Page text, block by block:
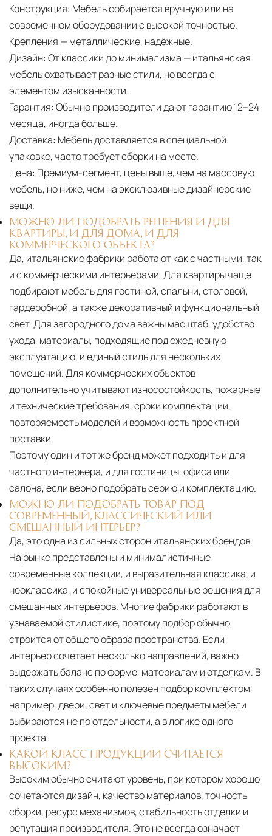
Конструкция: Мебель собирается вручную или на
современном оборудовании с высокой точностью.
Крепления — металлические, надёжные.
Дизайн: От классики до минимализма — итальянская
мебель охватывает разные стили, но всегда с
элементом изысканности.
Гарантия: Обычно производители дают гарантию 12–24
месяца, иногда больше.
Доставка: Мебель доставляется в специальной
упаковке, часто требует сборки на месте.
Цена: Премиум-сегмент, цены выше, чем на массовую
мебель, но ниже, чем на эксклюзивные дизайнерские
вещи.
МОЖНО ЛИ ПОДОБРАТЬ РЕШЕНИЯ И ДЛЯ
КВАРТИРЫ, И ДЛЯ ДОМА, И ДЛЯ
КОММЕРЧЕСКОГО ОБЪЕКТА?
Да, итальянские фабрики работают как с частными, так
и с коммерческими интерьерами. Для квартиры чаще
подбирают мебель для гостиной, спальни, столовой,
гардеробной, а также декоративный и функциональный
свет. Для загородного дома важны масштаб, удобство
ухода, материалы, подходящие под ежедневную
эксплуатацию, и единый стиль для нескольких
помещений. Для коммерческих объектов
дополнительно учитывают износостойкость, пожарные
и технические требования, сроки комплектации,
повторяемость моделей и возможность проектной
поставки.
Поэтому один и тот же бренд может подходить и для
частного интерьера, и для гостиницы, офиса или
салона, если верно подобрать серию и комплектацию.
МОЖНО ЛИ ПОДОБРАТЬ ТОВАР ПОД
СОВРЕМЕННЫЙ, КЛАССИЧЕСКИЙ ИЛИ
СМЕШАННЫЙ ИНТЕРЬЕР?
Да, это одна из сильных сторон итальянских брендов.
На рынке представлены и минималистичные
современные коллекции, и выразительная классика, и
неоклассика, и спокойные универсальные решения для
смешанных интерьеров. Многие фабрики работают в
узнаваемой стилистике, поэтому подбор обычно
строится от общего образа пространства. Если
интерьер сочетает несколько направлений, важно
выдержать баланс по форме, материалам и отделкам. В
таких случаях особенно полезен подбор комплектом:
например, двери, свет и ключевые предметы мебели
выбираются не по отдельности, а в логике одного
проекта.
КАКОЙ КЛАСС ПРОДУКЦИИ СЧИТАЕТСЯ
ВЫСОКИМ?
Высоким обычно считают уровень, при котором хорошо
сочетаются дизайн, качество материалов, точность
сборки, ресурс механизмов, стабильность отделки и
репутация производителя. Это не всегда означает